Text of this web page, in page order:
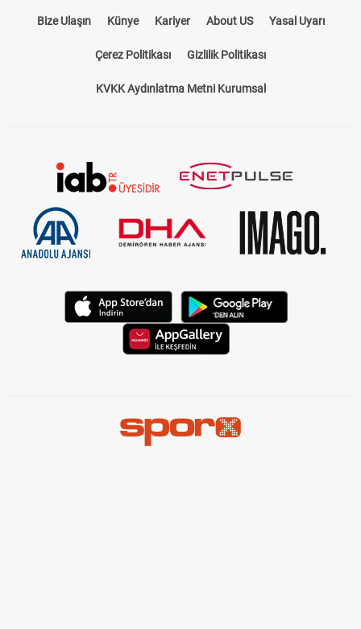
Bize Ulaşın Künye Kariyer About US Yasal Uyarı
Çerez Politikası Gizlilik Politikası
KVKK Aydınlatma Metni Kurumsal